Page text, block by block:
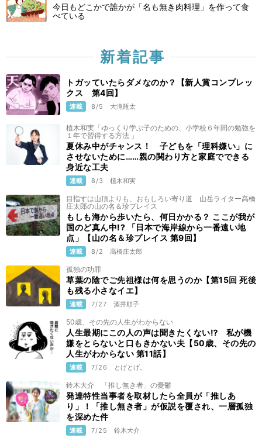
今日もどこかで誰かが「名も無き肉料理」を作って食
べている
新着記事
トガッていたらダメなのか？【新人賞コンプレッ
クス 第4回】
連載 8/5 大滝瓶太
植木和実「ゆっくり学ぶ子のための、小学校６年間の勉強を
１年で習得する方法 」
夏休み中がチャンス！ 子どもを「理科嫌い」に
させないために……親の関わり方と家庭でできる
身近な工夫
連載 8/3 植木和実
目指すは山頂よりも、おもしろい寄り道 山岳ライター高橋
庄太郎の山の名＆珍プレイス
もしも海から歩いたら、何日かかる？ ここが我が
国のど真ん中!? 「日本で海岸線から一番遠い地
点」【山の名＆珍プレイス 第9回】
連載 8/2 高橋庄太郎
孤独の功罪
草葉の陰でご先祖様は何を思うのか【第15回 死後
も残る小さなイエ】
連載 7/27 酒井順子
50歳、その先の人生がわからない
人生最期にこの人の声は聞きたくない⁉ 私が機
嫌をとらないと口もきかない夫【50歳、その先の
人生がわからない 第11話】
連載 7/26 とげとげ。
鈴木大介 「推し無き者」の憂鬱
発達特性当事者を取材したら全員が「推しあ
り」！「推し無き者」が仮説を覆され、一層孤独
を深めた件
連載 7/25 鈴木大介